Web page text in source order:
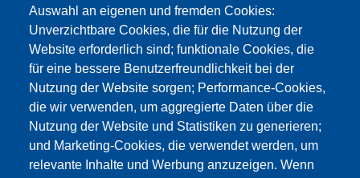
Auswahl an eigenen und fremden Cookies:
Unverzichtbare Cookies, die für die Nutzung der
Website erforderlich sind; funktionale Cookies, die
für eine bessere Benutzerfreundlichkeit bei der
Nutzung der Website sorgen; Performance-Cookies,
die wir verwenden, um aggregierte Daten über die
Nutzung der Website und Statistiken zu generieren;
und Marketing-Cookies, die verwendet werden, um
relevante Inhalte und Werbung anzuzeigen. Wenn
Dieser Inhalt ist blockiert, da die Google Maps
Cookies nicht akzeptiert wurden.
NUR DIE GOOGLE MAPS COOKIES